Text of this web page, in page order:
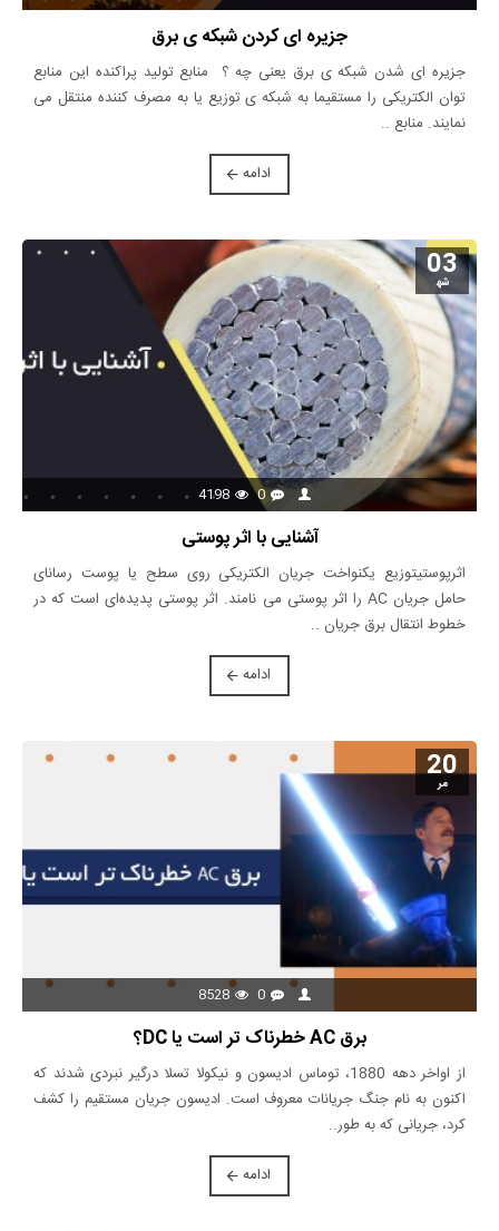
جزیره ای کردن شبکه ی برق
جزیره ای شدن شبکه ی برق یعنی چه ؟ منابع تولید پراکنده این منابع
توان الکتریکی را مستقیما به شبکه ی توزیع یا به مصرف کننده منتقل می
نمایند. منابع ..
ادامه
03
شه‍
0
4198
آشنایی با اثر پوستی
اثرپوستیتوزیع یکنواخت جریان الکتریکی روی سطح یا پوست رسانای
حامل جریان AC را اثر پوستی می نامند. اثر پوستی پدیده‌ای است که در
خطوط انتقال برق جریان ..
ادامه
20
مر
0
8528
برق AC خطرناک تر است یا DC؟
از اواخر دهه 1880، توماس ادیسون و نیکولا تسلا درگیر نبردی شدند که
اکنون به نام جنگ جریانات معروف است. ادیسون جریان مستقیم را کشف
کرد، جریانی که به طور..
ادامه